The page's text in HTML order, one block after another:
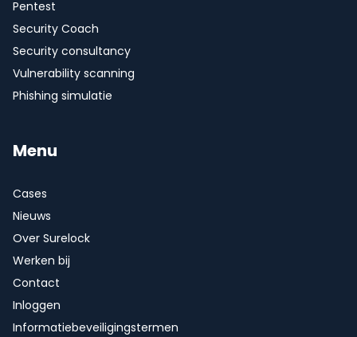
Pentest
Security Coach
Security consultancy
Vulnerability scanning
Phishing simulatie
Menu
Cases
Nieuws
Over Surelock
Werken bij
Contact
Inloggen
Informatiebeveiligingstermen